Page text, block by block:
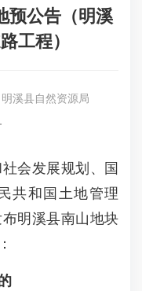
预公告（明溪
工程）
溪县自然资源局
会发展规划、国
共和国土地管理
明溪县南山地块